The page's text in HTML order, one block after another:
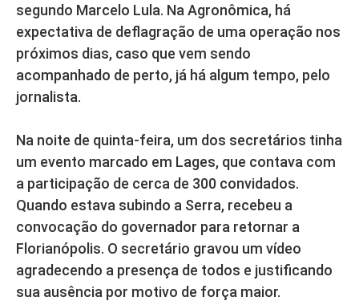
segundo Marcelo Lula. Na Agronômica, há
expectativa de deflagração de uma operação nos
próximos dias, caso que vem sendo
acompanhado de perto, já há algum tempo, pelo
jornalista.
Na noite de quinta-feira, um dos secretários tinha
um evento marcado em Lages, que contava com
a participação de cerca de 300 convidados.
Quando estava subindo a Serra, recebeu a
convocação do governador para retornar a
Florianópolis. O secretário gravou um vídeo
agradecendo a presença de todos e justificando
sua ausência por motivo de força maior.